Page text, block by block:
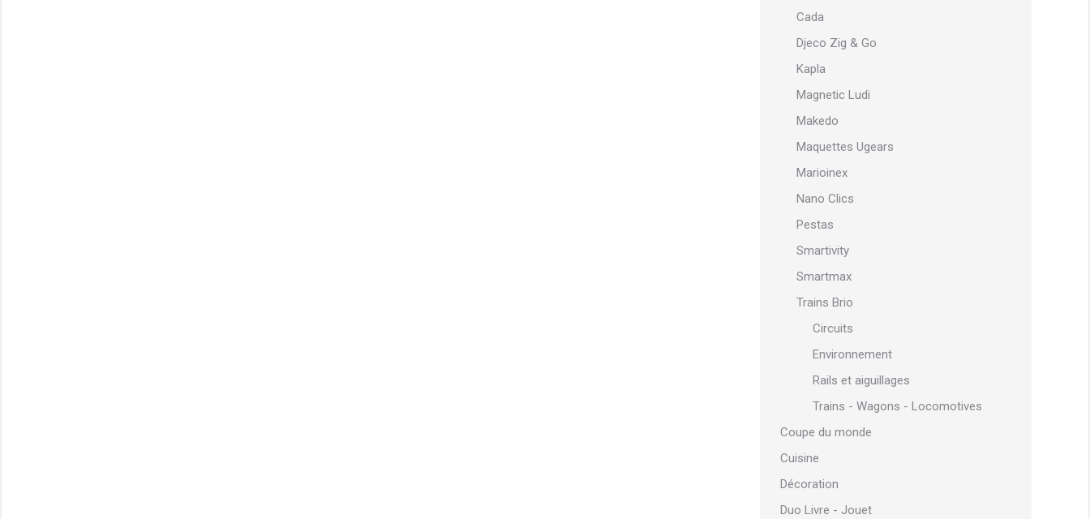
Cada
Djeco Zig & Go
Kapla
Magnetic Ludi
Makedo
Maquettes Ugears
Marioinex
Nano Clics
Pestas
Smartivity
Smartmax
Trains Brio
Circuits
Environnement
Rails et aiguillages
Trains - Wagons - Locomotives
Coupe du monde
Cuisine
Décoration
Duo Livre - Jouet